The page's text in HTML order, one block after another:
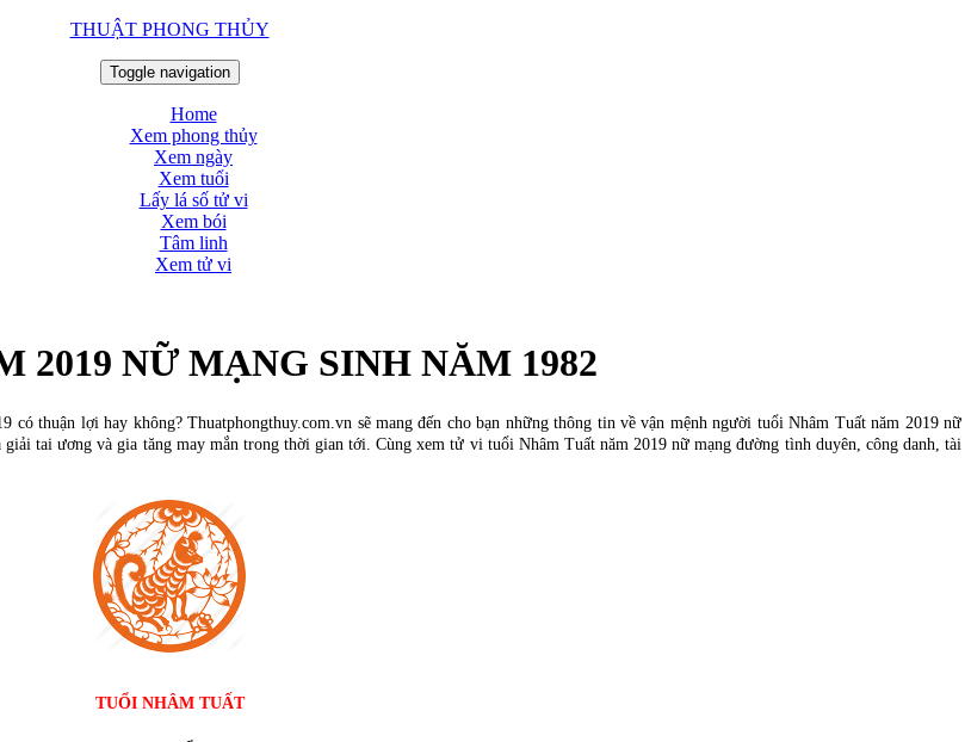
THUẬT PHONG THỦY
Toggle navigation
Home
Xem phong thủy
Xem ngày
Xem tuổi
Lấy lá số tử vi
Xem bói
Tâm linh
Xem tử vi
NỮ MẠNG SINH NĂM 1982
thuận lợi hay không? Thuatphongthuy.com.vn sẽ mang đến cho bạn những thông tin về vận mệnh người tuổi Nhâm Tuất năm 2019 nữ
tai ương và gia tăng may mắn trong thời gian tới. Cùng xem tử vi tuổi Nhâm Tuất năm 2019 nữ mạng đường tình duyên, công danh, tài
TUỔI NHÂM TUẤT